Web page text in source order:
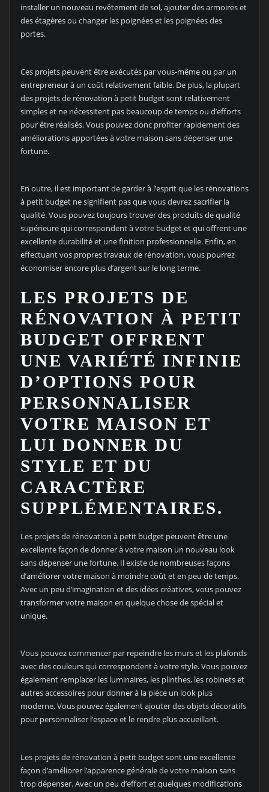
installer un nouveau revêtement de sol, ajouter des armoires et
des étagères ou changer les poignées et les poignées des
portes.
Ces projets peuvent être exécutés par vous-même ou par un
entrepreneur à un coût relativement faible. De plus, la plupart
des projets de rénovation à petit budget sont relativement
simples et ne nécessitent pas beaucoup de temps ou d’efforts
pour être réalisés. Vous pouvez donc profiter rapidement des
améliorations apportées à votre maison sans dépenser une
fortune.
En outre, il est important de garder à l’esprit que les rénovations
à petit budget ne signifient pas que vous devrez sacrifier la
qualité. Vous pouvez toujours trouver des produits de qualité
supérieure qui correspondent à votre budget et qui offrent une
excellente durabilité et une finition professionnelle. Enfin, en
effectuant vos propres travaux de rénovation, vous pourrez
économiser encore plus d’argent sur le long terme.
LES PROJETS DE
RÉNOVATION À PETIT
BUDGET OFFRENT
UNE VARIÉTÉ INFINIE
D’OPTIONS POUR
PERSONNALISER
VOTRE MAISON ET
LUI DONNER DU
STYLE ET DU
CARACTÈRE
SUPPLÉMENTAIRES.
Les projets de rénovation à petit budget peuvent être une
excellente façon de donner à votre maison un nouveau look
sans dépenser une fortune. Il existe de nombreuses façons
d’améliorer votre maison à moindre coût et en peu de temps.
Avec un peu d’imagination et des idées créatives, vous pouvez
transformer votre maison en quelque chose de spécial et
unique.
Vous pouvez commencer par repeindre les murs et les plafonds
avec des couleurs qui correspondent à votre style. Vous pouvez
également remplacer les luminaires, les plinthes, les robinets et
autres accessoires pour donner à la pièce un look plus
moderne. Vous pouvez également ajouter des objets décoratifs
pour personnaliser l’espace et le rendre plus accueillant.
Les projets de rénovation à petit budget sont une excellente
façon d’améliorer l’apparence générale de votre maison sans
trop dépenser. Avec un peu d’effort et quelques modifications